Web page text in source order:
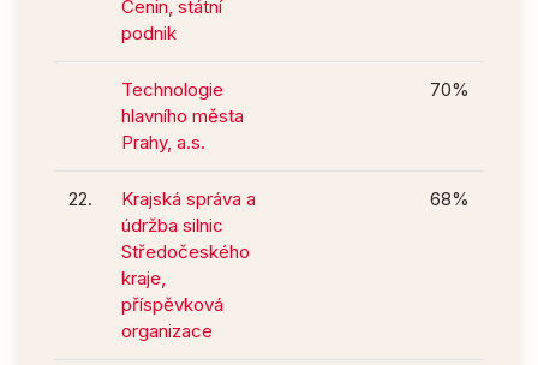
Cenin, státní
podnik
Technologie
hlavního města
Prahy, a.s.
70%
22.
Krajská správa a
údržba silnic
Středočeského
kraje,
příspěvková
organizace
68%